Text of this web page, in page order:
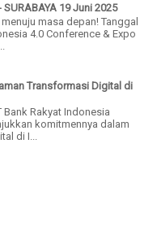
SURABAYA 19 Juni 2025
masa depan! Tanggal
4.0 Conference & Expo
Transformasi Digital di
Bank Rakyat Indonesia
komitmennya dalam
di I...